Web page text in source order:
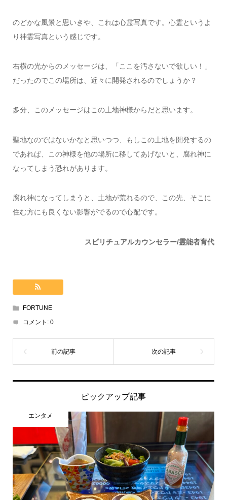
のどかな風景と思いきや、これは心霊写真です。心霊というよ
り神霊写真という感じです。
右横の光からのメッセージは、「ここを汚さないで欲しい！」
だったのでこの場所は、近々に開発されるのでしょうか？
多分、このメッセージはこの土地神様からだと思います。
聖地なのではないかなと思いつつ、もしこの土地を開発するの
であれば、この神様を他の場所に移してあげないと、腐れ神に
なってしまう恐れがあります。
腐れ神になってしまうと、土地が荒れるので、この先、そこに
住む方にも良くない影響がでるので心配です。
スピリチュアルカウンセラー/霊能者育代
FORTUNE
コメント: 0
ピックアップ記事
エンタメ